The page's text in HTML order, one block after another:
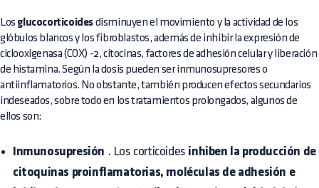
Los glucocorticoides disminuyen el movimiento y la actividad de los
glóbulos blancos y los fibroblastos, además de inhibir la expresión de
ciclooxigenasa (COX) -2, citocinas, factores de adhesión celular y liberación
de histamina. Según la dosis pueden ser inmunosupresores o
antiinflamatorios. No obstante, también producen efectos secundarios
indeseados, sobre todo en los tratamientos prolongados, algunos de
ellos son:
Inmunosupresión . Los corticoides inhiben la producción de
citoquinas proinflamatorias, moléculas de adhesión e